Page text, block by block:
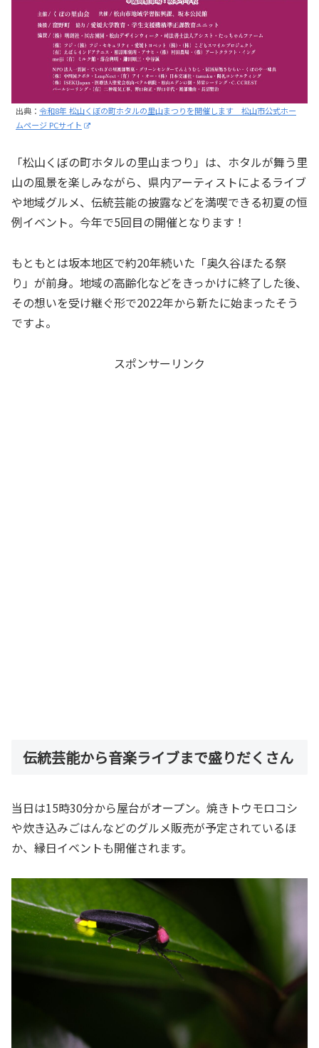
出典： 令和8年 松山くぼの町ホタルの里山まつりを開催します 松山市公式ホー
ムページ PCサイト
「松山くぼの町ホタルの里山まつり」は、ホタルが舞う里
山の風景を楽しみながら、県内アーティストによるライブ
や地域グルメ、伝統芸能の披露などを満喫できる初夏の恒
例イベント。今年で5回目の開催となります！
もともとは坂本地区で約20年続いた「奥久谷ほたる祭
り」が前身。地域の高齢化などをきっかけに終了した後、
その想いを受け継ぐ形で2022年から新たに始まったそう
ですよ。
スポンサーリンク
伝統芸能から音楽ライブまで盛りだくさん
当日は15時30分から屋台がオープン。焼きトウモロコシ
や炊き込みごはんなどのグルメ販売が予定されているほ
か、縁日イベントも開催されます。